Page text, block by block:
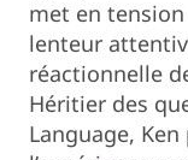
met en
lenteur
réactionnelle
Héritier des
Language,